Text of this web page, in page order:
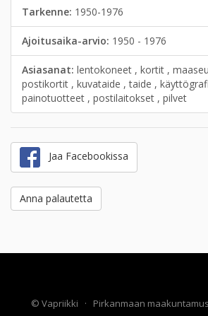
Tarkenne: 1950-1976
Ajoitusaika-arvio: 1950 - 1976
Asiasanat: lentokoneet , kortit ,
postikortit , kuvataide , taide ,
painotuotteet , postilaitokset , pilvet
Jaa Facebookissa
Anna palautetta
© Vapriikki · Pirkanmaan